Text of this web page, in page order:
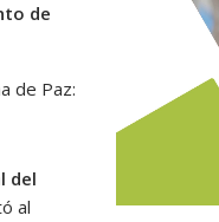
de
de Paz:
del
al